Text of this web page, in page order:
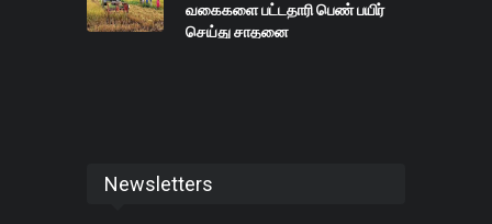
வகைகளை பட்டதாரி பெண் பயிர்
செய்து சாதனை
Newsletters